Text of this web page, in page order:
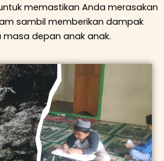
memastikan Anda merasakan
sambil memberikan dampak
depan anak anak.